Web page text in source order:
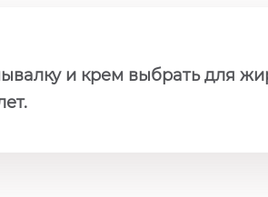
и крем выбрать для